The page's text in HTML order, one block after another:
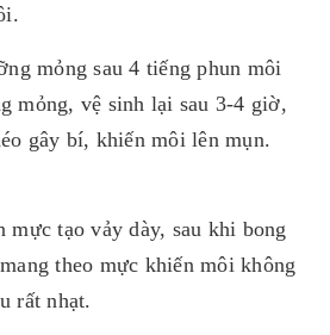
mỏng sau 4 tiếng phun môi
mỏng, vệ sinh lại sau 3-4 giờ,
gây bí, khiến môi lên mụn.
tạo vảy dày, sau khi bong
theo mực khiến môi không
rất nhạt.